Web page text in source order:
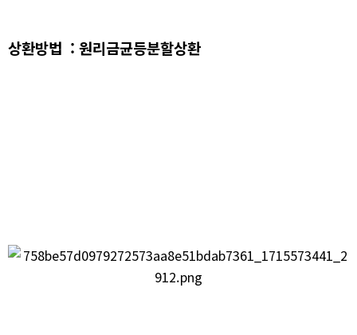
상환방법 : 원리금균등분할상환